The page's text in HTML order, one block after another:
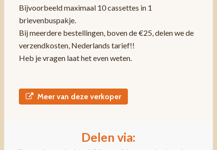
Bijvoorbeeld maximaal 10 cassettes in 1
brievenbuspakje.
Bij meerdere bestellingen, boven de €25, delen we de
verzendkosten, Nederlands tarief!!
Heb je vragen laat het even weten.
Meer van deze verkoper
Delen via: